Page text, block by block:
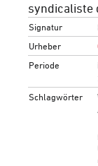
syndicaliste
Signatur
Urheber
Periode
Schlagwörter